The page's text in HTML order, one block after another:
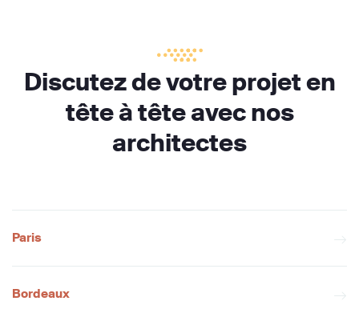
Discutez de votre projet en
tête à tête avec nos
architectes
Paris
Bordeaux